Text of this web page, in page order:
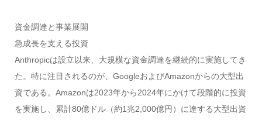
資金調達と事業展開
急成長を支える投資
Anthropicは設立以来、大規模な資金調達を継続的に実施してき
た。特に注目されるのが、GoogleおよびAmazonからの大型出
資である。Amazonは2023年から2024年にかけて段階的に投資
を実施し、累計80億ドル（約1兆2,000億円）に達する大型出資